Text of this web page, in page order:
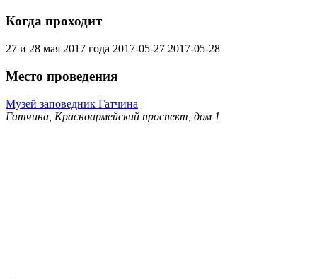
Когда проходит
27 и 28 мая 2017 года 2017-05-27 2017-05-28
Место проведения
Музей заповедник Гатчина
Гатчина, Красноармейский проспект, дом 1